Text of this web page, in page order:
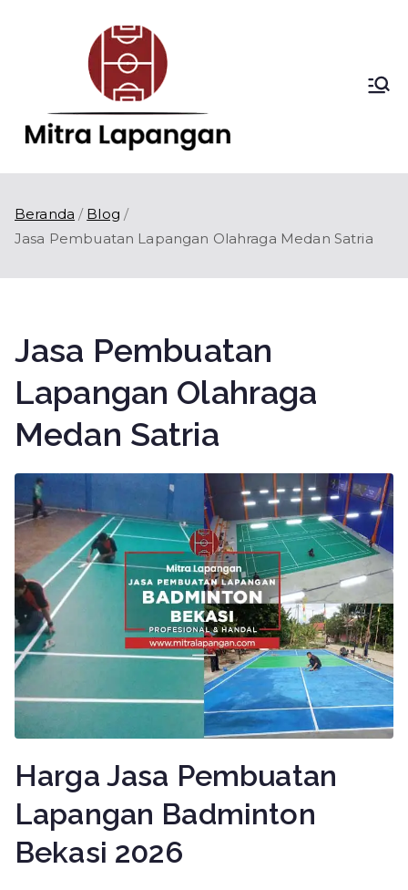
Beranda
Blog
Jasa Pembuatan Lapangan Olahraga Medan Satria
Jasa Pembuatan
Lapangan Olahraga
Medan Satria
Harga Jasa Pembuatan
Lapangan Badminton
Bekasi 2026